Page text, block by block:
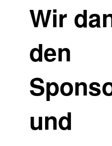
Wir
den
und